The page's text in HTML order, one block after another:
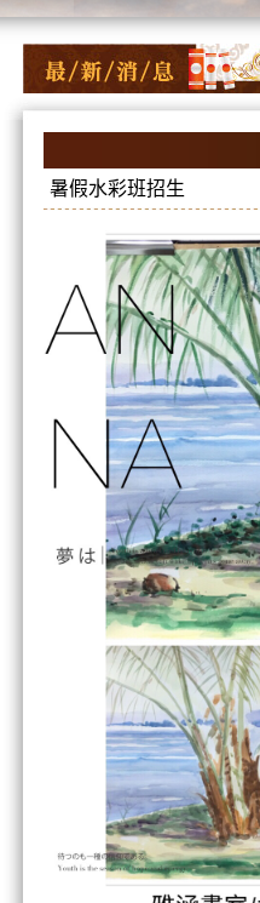
暑假水彩班招生